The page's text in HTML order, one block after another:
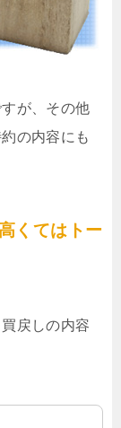
が、その他
の内容にも
くてはトー
戻しの内容